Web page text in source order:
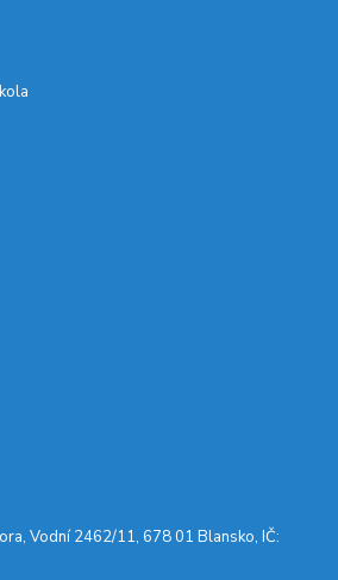
Vodní 2462/11, 678 01 Blansko, IČ: